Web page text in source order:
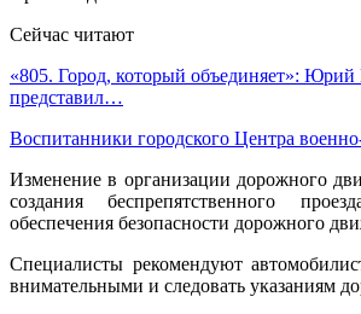
Сейчас читают
«805. Город, который объединяет»: Юрий
представил…
Воспитанники городского Центра
Изменение в организации дорожного
создания беспрепятственного
обеспечения безопасности дорожного
Специалисты рекомендуют
внимательными и следовать указаниям